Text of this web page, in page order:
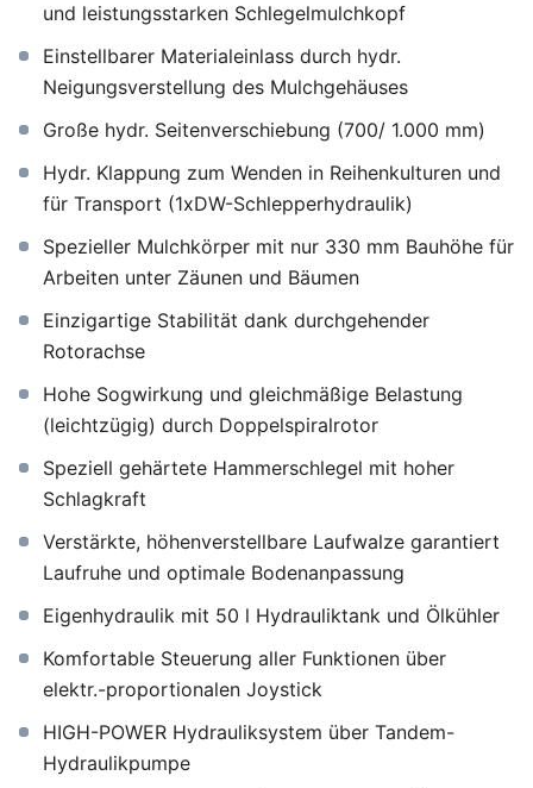
und leistungsstarken Schlegelmulchkopf
Einstellbarer Materialeinlass durch hydr.
Neigungsverstellung des Mulchgehäuses
Große hydr. Seitenverschiebung (700/ 1.000 mm)
Hydr. Klappung zum Wenden in Reihenkulturen und
für Transport (1xDW-Schlepperhydraulik)
Spezieller Mulchkörper mit nur 330 mm Bauhöhe für
Arbeiten unter Zäunen und Bäumen
Einzigartige Stabilität dank durchgehender
Rotorachse
Hohe Sogwirkung und gleichmäßige Belastung
(leichtzügig) durch Doppelspiralrotor
Speziell gehärtete Hammerschlegel mit hoher
Schlagkraft
Verstärkte, höhenverstellbare Laufwalze garantiert
Laufruhe und optimale Bodenanpassung
Eigenhydraulik mit 50 l Hydrauliktank und Ölkühler
Komfortable Steuerung aller Funktionen über
elektr.-proportionalen Joystick
HIGH-POWER Hydrauliksystem über Tandem-
Hydraulikpumpe